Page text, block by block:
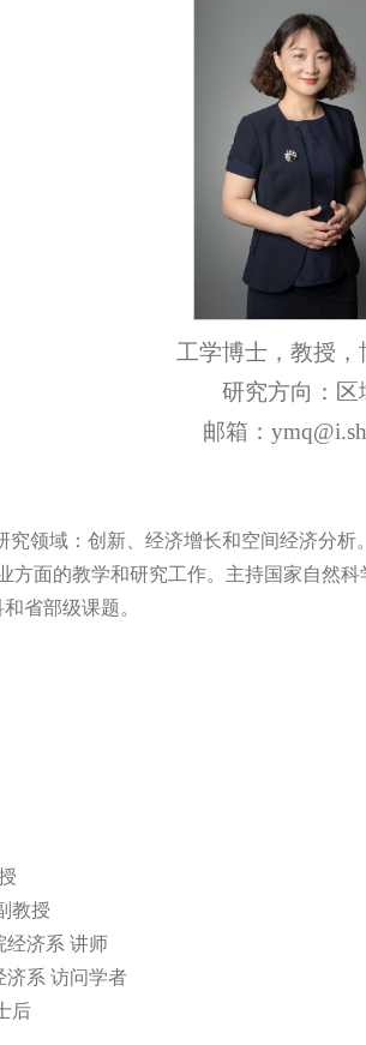
工学博士，教授，
研究方向：区
邮箱：
领域：创新、经济增长和空间经济分析。
方面的教学和研究工作。主持国家自然
省部级课题。
教授
经济系讲师
济系 访问学者
后